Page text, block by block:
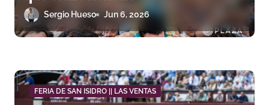
t
r
d
Sergio Hueso Jun 6, 2026
FERIA DE SAN ISIDRO || LAS VENTAS